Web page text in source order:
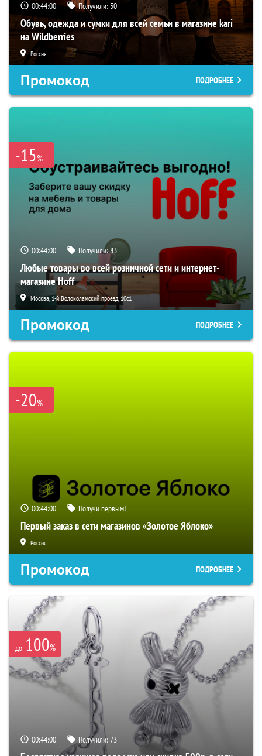
00:43:59 Получили: 30
Обувь, одежда и сумки для всей семьи в магазине kari
на Wildberries
Россия
Промокод ПОДРОБНЕЕ
-15%
00:43:59 Получили:83
Любые товары во всей розничной сети и интернет-
магазине Hoff
Москва, 1-й Волоколамский проезд, 10с1
Промокод ПОДРОБНЕЕ
-20%
00:43:59 Получи первым!
Первый заказ в сети магазинов «Золотое Яблоко»
Россия
Промокод ПОДРОБНЕЕ
до 100%
00:43:59 Получили:73